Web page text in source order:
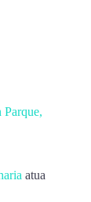
Parque,
atua